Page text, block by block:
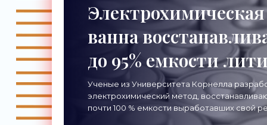
Электрохимическая
ванна
до 95% емкости
ионных АКБ -
«Технологии»
Ученые из Университета Корнелла
электрохимический метод,
почти 100 % емкости выработавших свой
литий-ионных аккумуляторов. Вместо